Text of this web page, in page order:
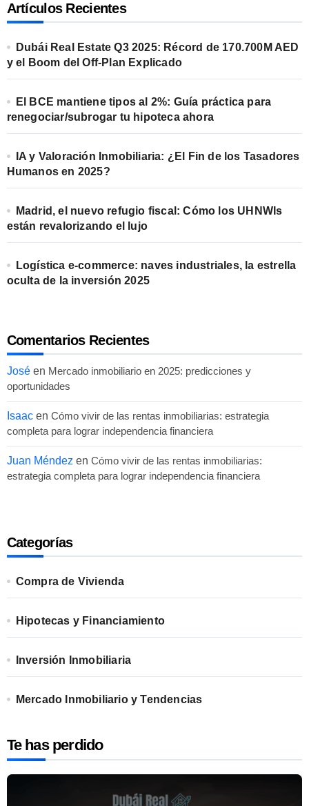
Artículos Recientes
Dubái Real Estate Q3 2025: Récord de 170.700M AED
y el Boom del Off-Plan Explicado
El BCE mantiene tipos al 2%: Guía práctica para
renegociar/subrogar tu hipoteca ahora
IA y Valoración Inmobiliaria: ¿El Fin de los Tasadores
Humanos en 2025?
Madrid, el nuevo refugio fiscal: Cómo los UHNWIs
están revalorizando el lujo
Logística e-commerce: naves industriales, la estrella
oculta de la inversión 2025
Comentarios Recientes
Joséen Mercado inmobiliario en 2025: predicciones y
oportunidades
Isaacen Cómo vivir de las rentas inmobiliarias: estrategia
completa para lograr independencia financiera
Juan Méndez en Cómo vivir de las rentas inmobiliarias:
estrategia completa para lograr independencia financiera
Categorías
Compra de Vivienda
Hipotecas y Financiamiento
Inversión Inmobiliaria
Mercado Inmobiliario y Tendencias
Te has perdido